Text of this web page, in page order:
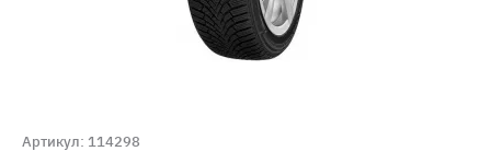
Артикул: 114298